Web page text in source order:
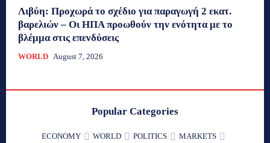
Λιβύη: Προχωρά το σχέδιο για παραγωγή 2 εκατ.
βαρελιών – Οι ΗΠΑ προωθούν την ενότητα με το
βλέμμα στις επενδύσεις
WORLD August 7, 2026
Popular Categories
ECONOMY WORLD POLITICS MARKETS